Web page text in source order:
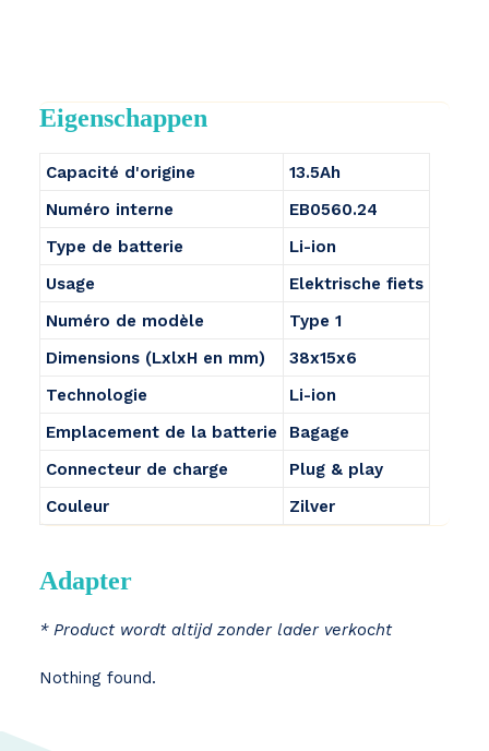
Eigenschappen
Capacité d'origine
13.5Ah
Numéro interne
EB0560.24
Type de batterie
Li-ion
Usage
Elektrische fiets
Numéro de modèle
Type 1
Dimensions (LxlxH en mm)
38x15x6
Technologie
Li-ion
Emplacement de la batterie
Bagage
Connecteur de charge
Plug & play
Couleur
Zilver
Adapter
* Product wordt altijd zonder lader verkocht
Nothing found.